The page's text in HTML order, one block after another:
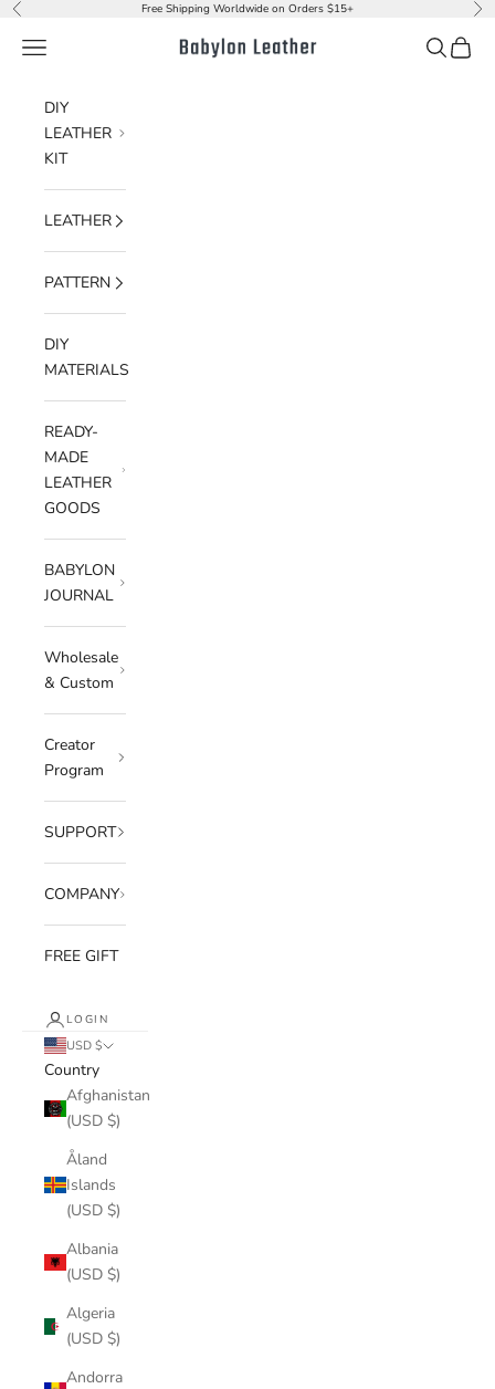
Skip to content
Previous Free Shipping Worldwide on Orders $15+
Babylon Leather
Navigation menu Search
Cart
DIY
LEATHER
KIT
LEATHER
PATTERN
DIY
MATERIALS
READY-
MADE
LEATHER
GOODS
BABYLON
JOURNAL
Wholesale
& Custom
Creator
Program
SUPPORT
COMPANY
FREE GIFT
LOGIN
USD $
Country
Afghanistan
(USD $)
Åland
Islands
(USD $)
Albania
(USD $)
Algeria
(USD $)
Andorra